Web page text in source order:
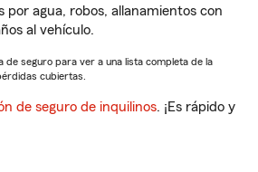
por agua, robos, allanamientos con
al vehículo.
de seguro para ver a una lista completa de la
cubiertas.
de seguro de inquilinos. ¡Es rápido y